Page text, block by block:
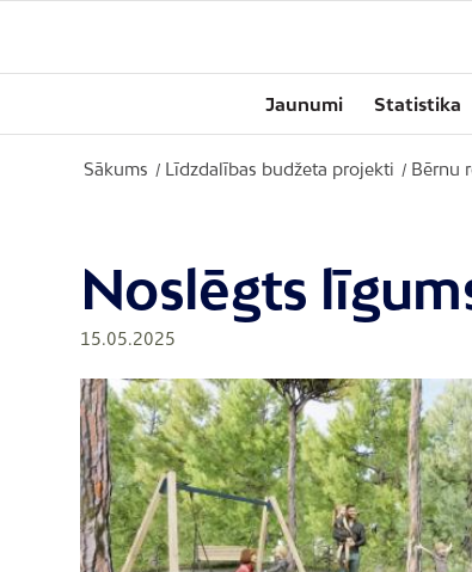
Jaunumi Statistika
Sākums / Līdzdalības budžeta projekti / Bērnu
Noslēgts
15.05.2025